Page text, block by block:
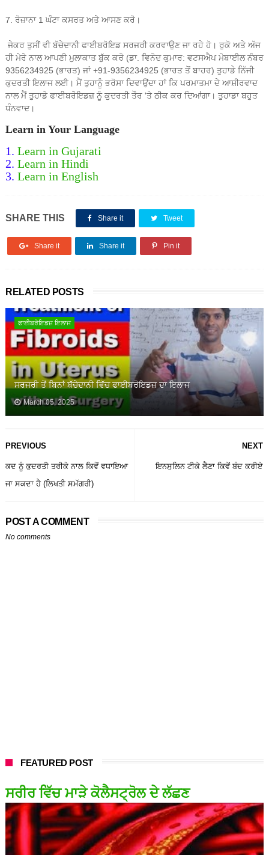
7. ਰੋਜ਼ਾਨਾ 1 ਘੰਟਾ ਕਸਰਤ ਅਤੇ ਆਸਣ ਕਰੋ।
ਜੇਕਰ ਤੁਸੀਂ ਵੀ ਬੱਚੇਦਾਨੀ ਫਾਈਬਰੋਇਡ ਸਰਜਰੀ ਕਰਵਾਉਣ ਜਾ ਰਹੇ ਹੋ। ਰੁਕੋ ਅਤੇ ਅੱਜ
ਹੀ ਮੇਰੇ ਨਾਲ ਆਪਣੀ ਮੁਲਾਕਾਤ ਬੁੱਕ ਕਰੋ (ਡਾ. ਵਿਨੋਦ ਕੁਮਾਰ: ਵਟਸਐਪ ਮੋਬਾਈਲ ਨੰਬਰ
9356234925 (ਭਾਰਤ) ਜਾਂ +91-9356234925 (ਭਾਰਤ ਤੋਂ ਬਾਹਰ) ਤੁਹਾਡੇ ਨਿੱਜੀ
ਕੁਦਰਤੀ ਇਲਾਜ ਲਈ। ਮੈਂ ਤੁਹਾਨੂੰ ਭਰੋਸਾ ਦਿਵਾਉਂਦਾ ਹਾਂ ਕਿ ਪਰਮਾਤਮਾ ਦੇ ਆਸ਼ੀਰਵਾਦ
ਨਾਲ ਮੈਂ ਤੁਹਾਡੇ ਫਾਈਬਰੋਇਡਜ਼ ਨੂੰ ਕੁਦਰਤੀ ਤੌਰ 'ਤੇ ਠੀਕ ਕਰ ਦਿਆਂਗਾ। ਤੁਹਾਡਾ ਬਹੁਤ
ਧੰਨਵਾਦ।
Learn in Your Language
1. Learn in Gujarati
2. Learn in Hindi
3. Learn in English
SHARE THIS Share it Tweet
Share it Share it Pin it
RELATED POSTS
ਫਾਈਬਰੋਇਡਜ਼ ਇਲਾਜ
ਸਰਜਰੀ ਤੋਂ ਬਿਨਾਂ ਬੱਚੇਦਾਨੀ ਵਿੱਚ ਫਾਈਬਰੋਇਡਜ਼ ਦਾ ਇਲਾਜ
March 05, 2025
NEXT
ਇਨਸੁਲਿਨ ਟੀਕੇ ਲੈਣਾ ਕਿਵੇਂ ਬੰਦ ਕਰੀਏ
PREVIOUS
ਕਦ ਨੂੰ ਕੁਦਰਤੀ ਤਰੀਕੇ ਨਾਲ ਕਿਵੇਂ ਵਧਾਇਆ
ਜਾ ਸਕਦਾ ਹੈ (ਲਿਖਤੀ ਸਮੱਗਰੀ)
POST A COMMENT
No comments
FEATURED POST
ਸਰੀਰ ਵਿੱਚ ਮਾੜੇ ਕੋਲੈਸਟ੍ਰੋਲ ਦੇ ਲੱਛਣ